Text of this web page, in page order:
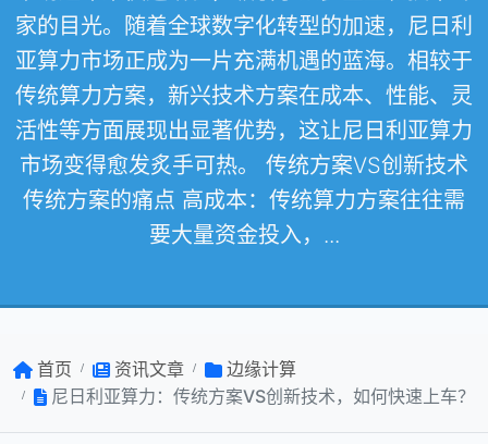
家的目光。随着全球数字化转型的加速，尼日利
亚算力市场正成为一片充满机遇的蓝海。相较于
传统算力方案，新兴技术方案在成本、性能、灵
活性等方面展现出显著优势，这让尼日利亚算力
市场变得愈发炙手可热。 传统方案VS创新技术
传统方案的痛点 高成本：传统算力方案往往需
要大量资金投入，...
首页 资讯文章
边缘计算
尼日利亚算力：传统方案VS创新技术，如何快速上车？